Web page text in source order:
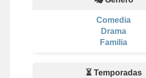
Comedia
Drama
Familia
⏳ Temporadas